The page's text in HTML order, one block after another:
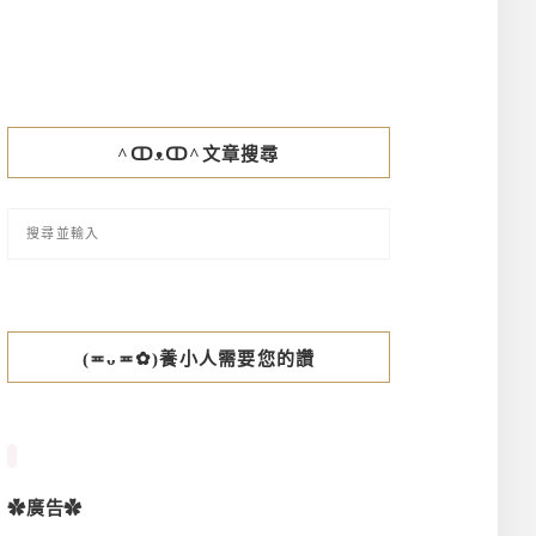
^ↀᴥↀ^文章搜尋
(≖ᴗ≖✿)養小人需要您的讚
✿廣告✿